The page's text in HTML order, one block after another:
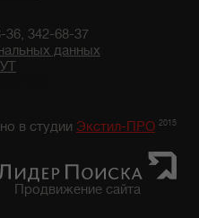
36, 342-68-37
данных
в студии Экстил-ПРО 2015
Продвижение сайта